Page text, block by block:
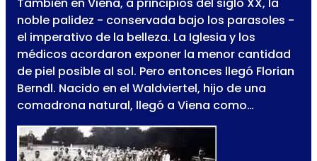
noble palidez - conservada bajo los parasoles -
el imperativo de la belleza. La Iglesia y los
médicos acordaron exponer la menor cantidad
de piel posible al sol. Pero entonces llegó Florian
Berndl. Nacido en el Waldviertel, hijo de una
comadrona natural, llegó a Viena como…